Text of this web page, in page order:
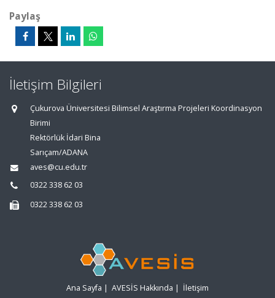
Paylaş
İletişim Bilgileri
Çukurova Üniversitesi Bilimsel Araştırma Projeleri Koordinasyon
Birimi
Rektörlük İdari Bina
Sarıçam/ADANA
aves@cu.edu.tr
0322 338 62 03
0322 338 62 03
Ana Sayfa | AVESİS Hakkında | İletişim